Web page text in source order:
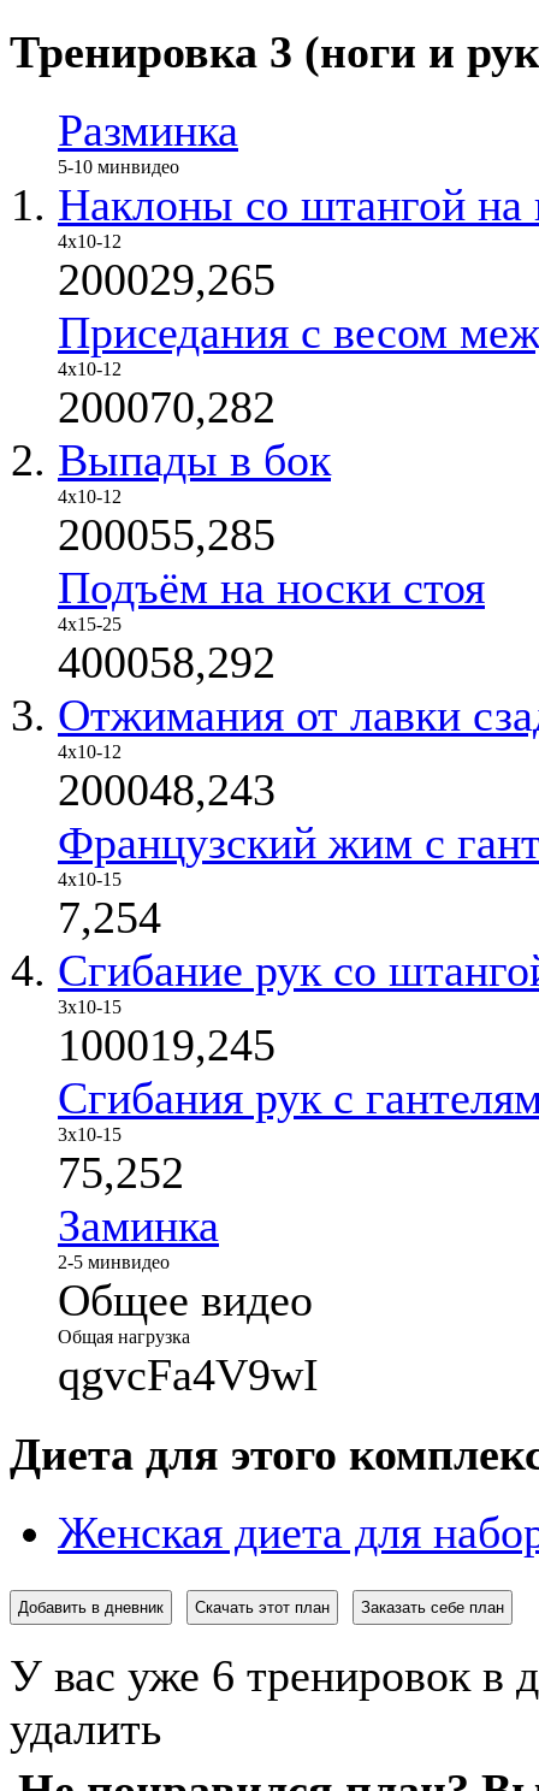
Тренировка 3 (ноги и
Разминка
5-10 минвидео
Наклоны со штангой на
4х10-12
200029,265
Приседания с весом
4х10-12
200070,282
Выпады в бок
4х10-12
200055,285
Подъём на носки стоя
4x15-25
400058,292
Отжимания от лавки
4х10-12
200048,243
Французский жим с
4х10-15
7,254
Сгибание рук со
3х10-15
100019,245
Сгибания рук с
3х10-15
75,252
Заминка
2-5 минвидео
Общее видео
Общая нагрузка
qgvcFa4V9wI
Диета для этого
Женская диета для
Добавить в дневник Скачать этот план Заказать себе план
У вас уже 6 тренировок в
удалить